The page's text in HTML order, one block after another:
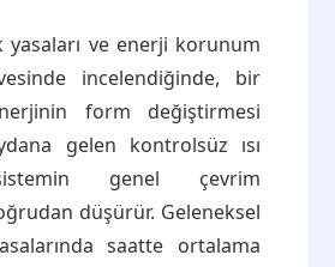
yasaları ve enerji korunum
incelendiğinde, bir
form değiştirmesi
gelen kontrolsüz ısı
genel çevrim
düşürür. Geleneksel
saatte ortalama